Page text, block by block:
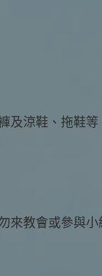
及涼鞋、拖鞋等
教會或參與小